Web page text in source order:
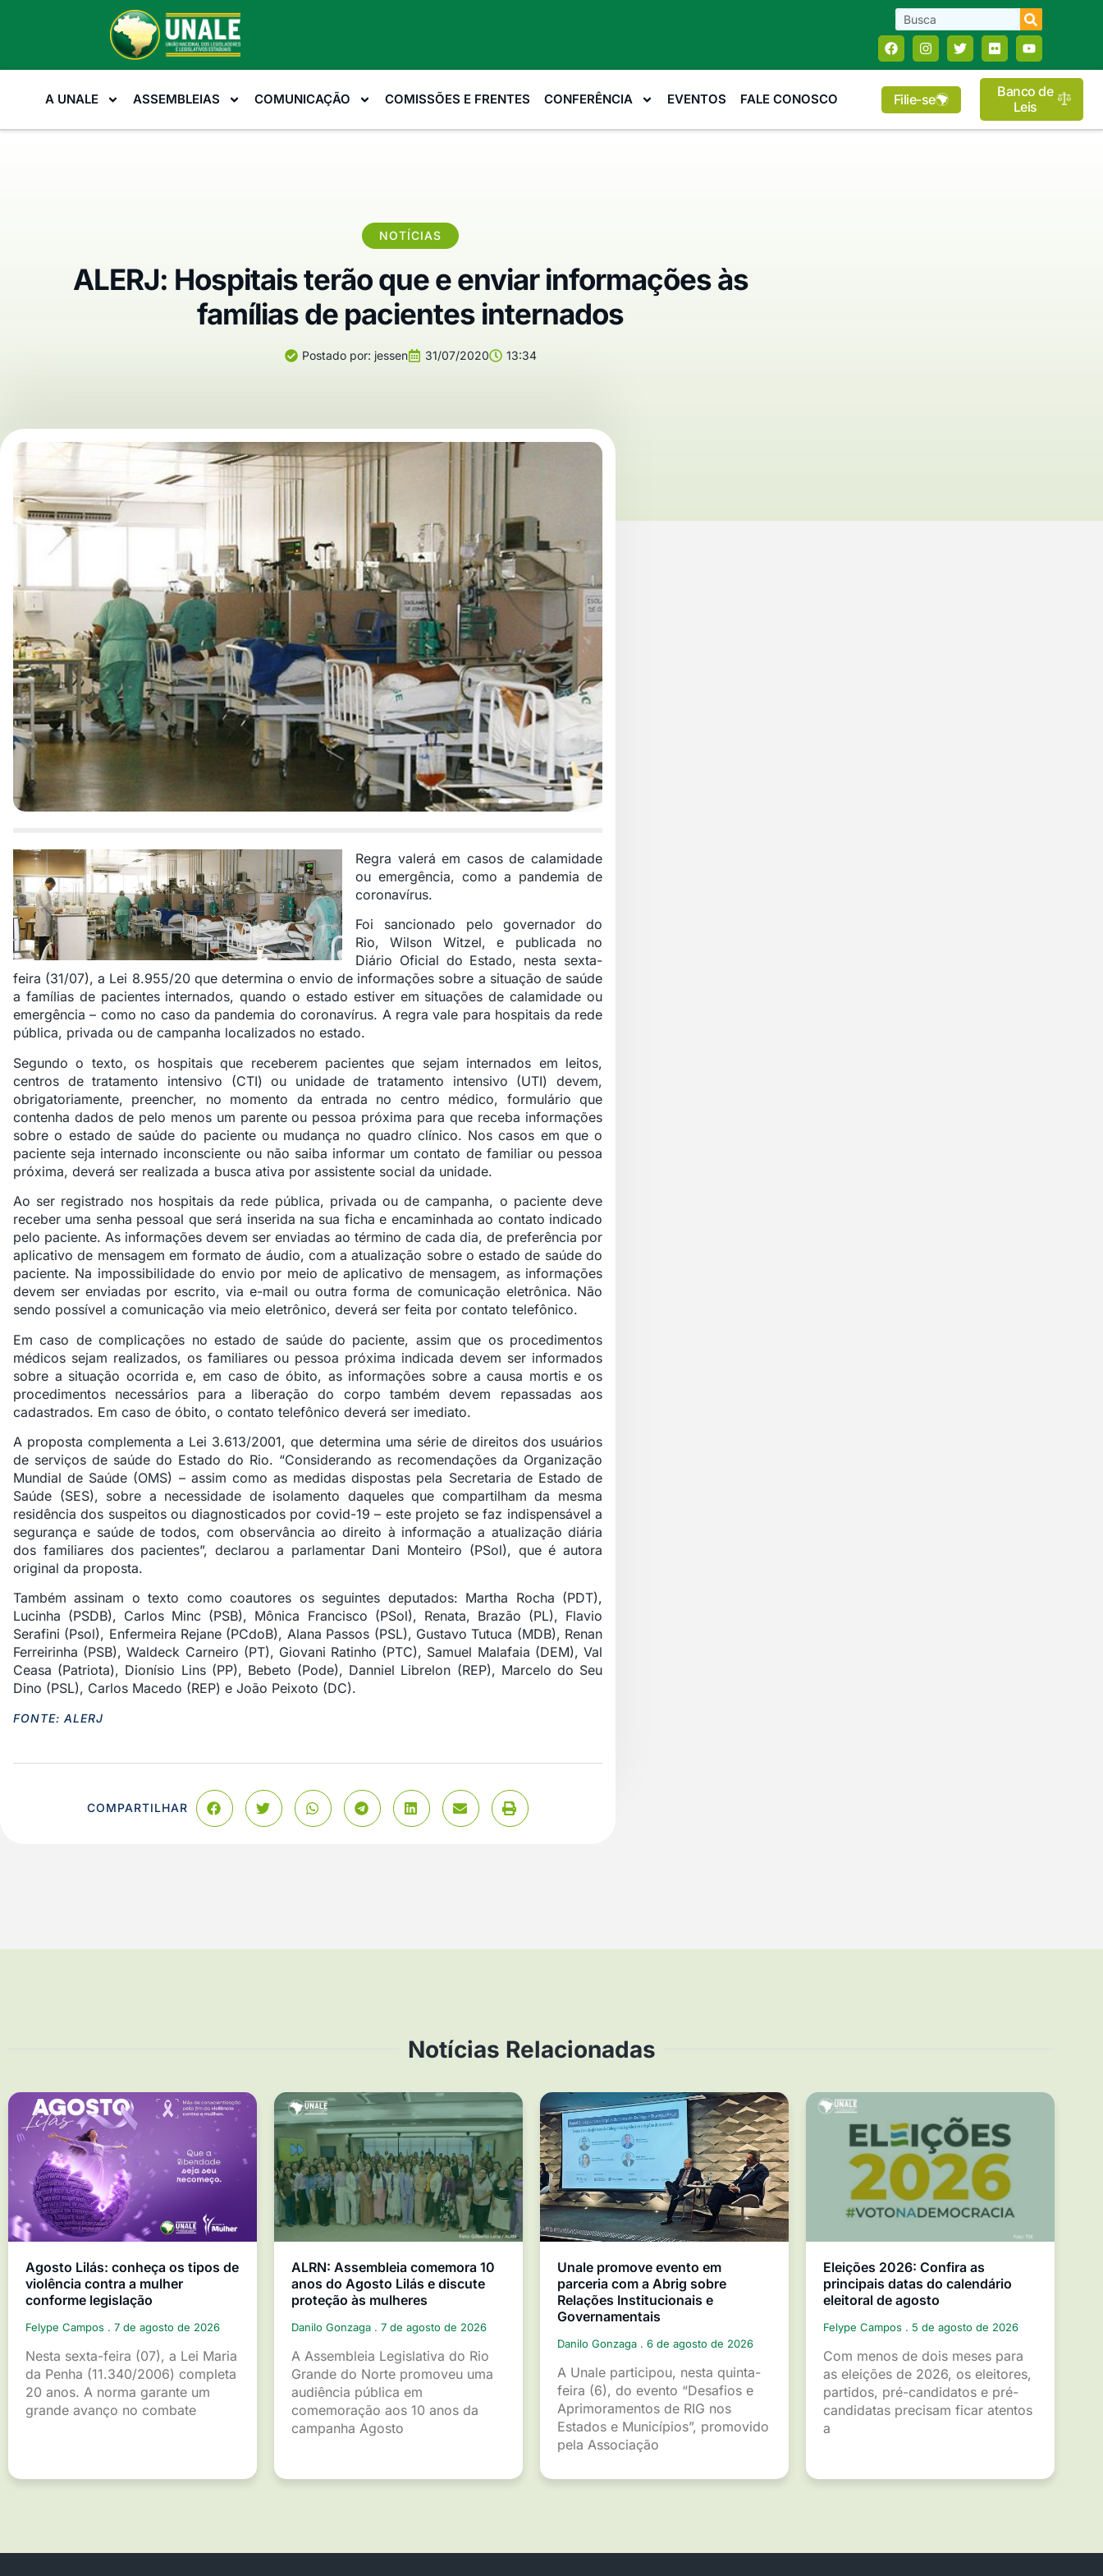
A UNALE ASSEMBLEIAS COMUNICAÇÃO COMISSÕES E FRENTES CONFERÊNCIA EVENTOS FALE CONOSCO Filie-se
Banco de
Leis
NOTÍCIAS
ALERJ: Hospitais terão que e enviar informações às
famílias de pacientes internados
Postado por: jessen 31/07/2020 13:34
Regra valerá em casos de calamidade
ou emergência, como a pandemia de
coronavírus.
Foi sancionado pelo governador do
Rio, Wilson Witzel, e publicada no
Diário Oficial do Estado, nesta sexta-
feira (31/07), a Lei 8.955/20 que determina o envio de informações sobre a situação de saúde
a famílias de pacientes internados, quando o estado estiver em situações de calamidade ou
emergência – como no caso da pandemia do coronavírus. A regra vale para hospitais da rede
pública, privada ou de campanha localizados no estado.
Segundo o texto, os hospitais que receberem pacientes que sejam internados em leitos,
centros de tratamento intensivo (CTI) ou unidade de tratamento intensivo (UTI) devem,
obrigatoriamente, preencher, no momento da entrada no centro médico, formulário que
contenha dados de pelo menos um parente ou pessoa próxima para que receba informações
sobre o estado de saúde do paciente ou mudança no quadro clínico. Nos casos em que o
paciente seja internado inconsciente ou não saiba informar um contato de familiar ou pessoa
próxima, deverá ser realizada a busca ativa por assistente social da unidade.
Ao ser registrado nos hospitais da rede pública, privada ou de campanha, o paciente deve
receber uma senha pessoal que será inserida na sua ficha e encaminhada ao contato indicado
pelo paciente. As informações devem ser enviadas ao término de cada dia, de preferência por
aplicativo de mensagem em formato de áudio, com a atualização sobre o estado de saúde do
paciente. Na impossibilidade do envio por meio de aplicativo de mensagem, as informações
devem ser enviadas por escrito, via e-mail ou outra forma de comunicação eletrônica. Não
sendo possível a comunicação via meio eletrônico, deverá ser feita por contato telefônico.
Em caso de complicações no estado de saúde do paciente, assim que os procedimentos
médicos sejam realizados, os familiares ou pessoa próxima indicada devem ser informados
sobre a situação ocorrida e, em caso de óbito, as informações sobre a causa mortis e os
procedimentos necessários para a liberação do corpo também devem repassadas aos
cadastrados. Em caso de óbito, o contato telefônico deverá ser imediato.
A proposta complementa a Lei 3.613/2001, que determina uma série de direitos dos usuários
de serviços de saúde do Estado do Rio. “Considerando as recomendações da Organização
Mundial de Saúde (OMS) – assim como as medidas dispostas pela Secretaria de Estado de
Saúde (SES), sobre a necessidade de isolamento daqueles que compartilham da mesma
residência dos suspeitos ou diagnosticados por covid-19 – este projeto se faz indispensável a
segurança e saúde de todos, com observância ao direito à informação a atualização diária
dos familiares dos pacientes”, declarou a parlamentar Dani Monteiro (PSol), que é autora
original da proposta.
Também assinam o texto como coautores os seguintes deputados: Martha Rocha (PDT),
Lucinha (PSDB), Carlos Minc (PSB), Mônica Francisco (PSol), Renata, Brazão (PL), Flavio
Serafini (Psol), Enfermeira Rejane (PCdoB), Alana Passos (PSL), Gustavo Tutuca (MDB), Renan
Ferreirinha (PSB), Waldeck Carneiro (PT), Giovani Ratinho (PTC), Samuel Malafaia (DEM), Val
Ceasa (Patriota), Dionísio Lins (PP), Bebeto (Pode), Danniel Librelon (REP), Marcelo do Seu
Dino (PSL), Carlos Macedo (REP) e João Peixoto (DC).
FONTE: ALERJ
COMPARTILHAR
Notícias Relacionadas
Agosto Lilás: conheça os tipos de
violência contra a mulher
conforme legislação
Felype Campos 7 de agosto de 2026
Nesta sexta-feira (07), a Lei Maria
da Penha (11.340/2006) completa
20 anos. A norma garante um
grande avanço no combate
ALRN: Assembleia comemora 10
anos do Agosto Lilás e discute
proteção às mulheres
Danilo Gonzaga 7 de agosto de 2026
A Assembleia Legislativa do Rio
Grande do Norte promoveu uma
audiência pública em
comemoração aos 10 anos da
campanha Agosto
Unale promove evento em
parceria com a Abrig sobre
Relações Institucionais e
Governamentais
Danilo Gonzaga 6 de agosto de 2026
A Unale participou, nesta quinta-
feira (6), do evento “Desafios e
Aprimoramentos de RIG nos
Estados e Municípios”, promovido
pela Associação
Eleições 2026: Confira as
principais datas do calendário
eleitoral de agosto
Felype Campos 5 de agosto de 2026
Com menos de dois meses para
as eleições de 2026, os eleitores,
partidos, pré-candidatos e pré-
candidatas precisam ficar atentos
a